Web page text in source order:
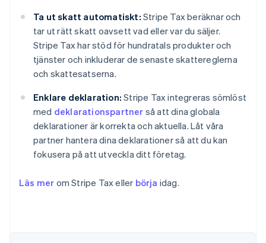
Ta ut skatt automatiskt: Stripe Tax beräknar och
tar ut rätt skatt oavsett vad eller var du säljer.
Stripe Tax har stöd för hundratals produkter och
tjänster och inkluderar de senaste skattereglerna
och skattesatserna.
Enklare deklaration: Stripe Tax integreras sömlöst
med deklarationspartner så att dina globala
deklarationer är korrekta och aktuella. Låt våra
partner hantera dina deklarationer så att du kan
fokusera på att utveckla ditt företag.
Läs mer om Stripe Tax eller börja idag.